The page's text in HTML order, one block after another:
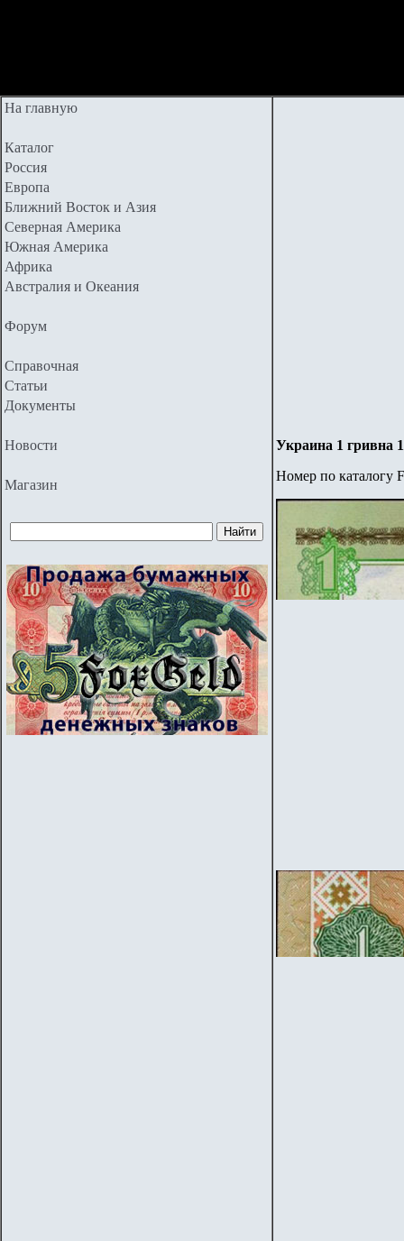
На главную
Каталог
Россия
Европа
Ближний Восток и Азия
Северная Америка
Южная Америка
Африка
Австралия и Океания
Форум
Справочная
Статьи
Документы
Новости
Магазин
Украина 1 гривна
Номер по каталогу